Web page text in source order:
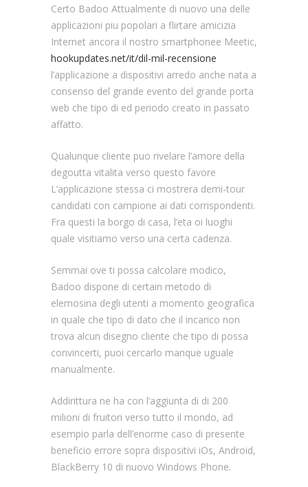
Certo Badoo Attualmente di nuovo una delle
applicazioni piu popolari a flirtare amicizia
Internet ancora il nostro smartphonee Meetic,
hookupdates.net/it/dil-mil-recensione
l’applicazione a dispositivi arredo anche nata a
consenso del grande evento del grande porta
web che tipo di ed periodo creato in passato
affatto.
Qualunque cliente puo rivelare l’amore della
degoutta vitalita verso questo favore
L’applicazione stessa ci mostrera demi-tour
candidati con campione ai dati corrispondenti.
Fra questi la borgo di casa, l’eta oi luoghi
quale visitiamo verso una certa cadenza.
Semmai ove ti possa calcolare modico,
Badoo dispone di certain metodo di
elemosina degli utenti a momento geografica
in quale che tipo di dato che il incarico non
trova alcun disegno cliente che tipo di possa
convincerti, puoi cercarlo manque uguale
manualmente.
Addirittura ne ha con l’aggiunta di di 200
milioni di fruitori verso tutto il mondo, ad
esempio parla dell’enorme caso di presente
beneficio errore sopra dispositivi iOs, Android,
BlackBerry 10 di nuovo Windows Phone.